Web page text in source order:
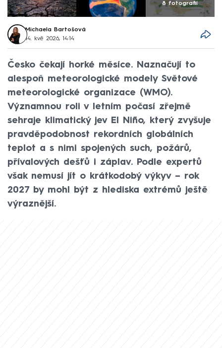
8 fotografií
Michaela Bartošová
14. kvě 2026, 14:14
Česko čekají horké měsíce. Naznačují to
alespoň meteorologické modely Světové
meteorologické organizace (WMO).
Významnou roli v letním počasí zřejmě
sehraje klimatický jev El Niño, který zvyšuje
pravděpodobnost rekordních globálních
teplot a s nimi spojených such, požárů,
přívalových dešťů i záplav. Podle expertů
však nemusí jít o krátkodobý výkyv – rok
2027 by mohl být z hlediska extrémů ještě
výraznější.